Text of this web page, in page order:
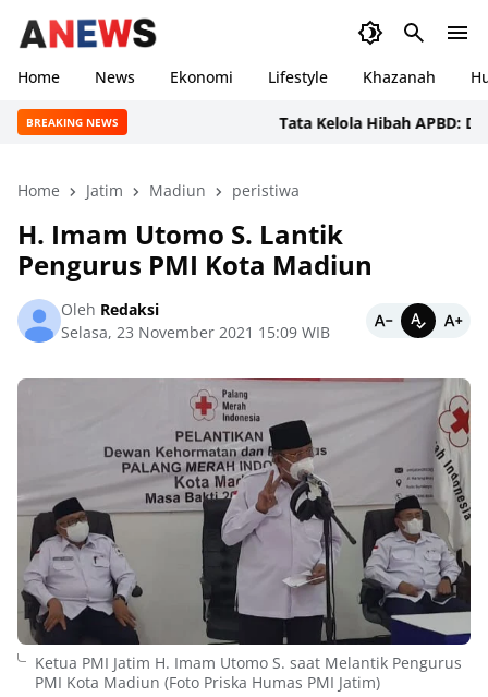
Home News Ekonomi Lifestyle Khazanah
BREAKING NEWS Tata Kelola Hibah APBD: DPRD
Home Jatim Madiun peristiwa
H. Imam Utomo S. Lantik
Pengurus PMI Kota Madiun
Oleh Redaksi
Selasa, 23 November 2021 15:09 WIB
Ketua PMI Jatim H. Imam Utomo S. saat Melantik Pengurus
PMI Kota Madiun (Foto Priska Humas PMI Jatim)